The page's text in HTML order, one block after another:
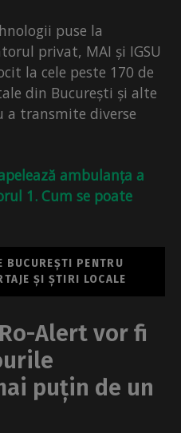
puse la
privat, MAI și IGSU
la cele peste 170 de
din București și alte
a transmite diverse
ambulanța a
1. Cum se poate
BUCUREȘTI PENTRU
ȘI ȘTIRI LOCALE
Alert vor fi
puțin de un